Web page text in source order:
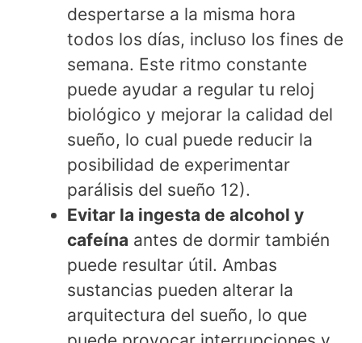
despertarse a la misma hora
todos los días, incluso los fines de
semana. Este ritmo constante
puede ayudar a regular tu reloj
biológico y mejorar la calidad del
sueño, lo cual puede reducir la
posibilidad de experimentar
parálisis del sueño 12).
Evitar la ingesta de alcohol y
cafeína antes de dormir también
puede resultar útil. Ambas
sustancias pueden alterar la
arquitectura del sueño, lo que